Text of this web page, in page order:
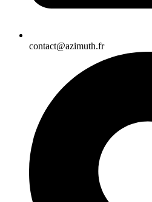
contact@azimuth.fr